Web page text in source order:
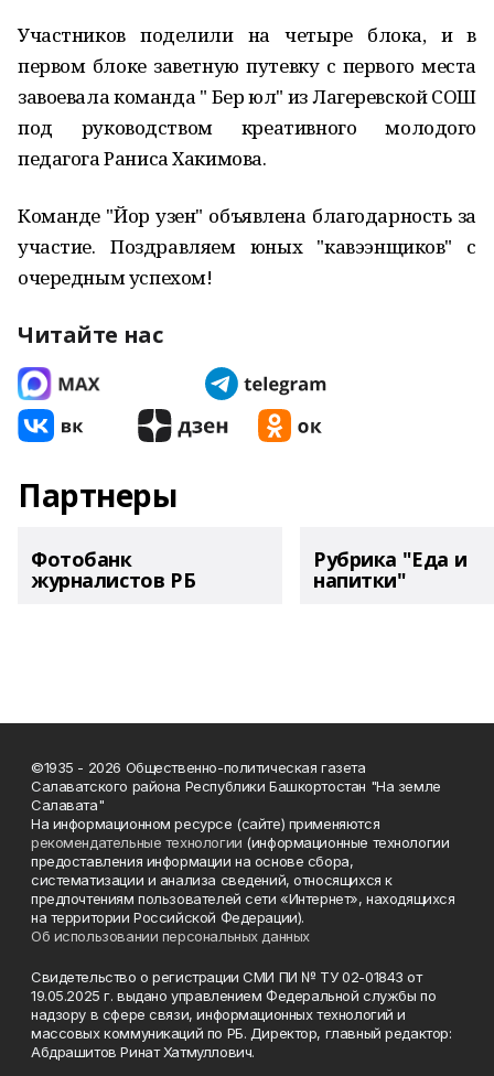
Участников поделили на четыре блока, и в
первом блоке заветную путевку с первого места
завоевала команда " Бер юл" из Лагеревской СОШ
под руководством креативного молодого
педагога Раниса Хакимова.
Команде "Йор узен" объявлена благодарность за
участие. Поздравляем юных "кавээнщиков" с
очередным успехом!
Читайте нас
Партнеры
Фотобанк
журналистов РБ
Рубрика "Еда и
напитки"
©1935 - 2026 Общественно-политическая газета
Салаватского района Республики Башкортостан "На земле
Салавата"
На информационном ресурсе (сайте) применяются
рекомендательные технологии (информационные технологии
предоставления информации на основе сбора,
систематизации и анализа сведений, относящихся к
предпочтениям пользователей сети «Интернет», находящихся
на территории Российской Федерации).
Об использовании персональных данных
Свидетельство о регистрации СМИ ПИ № ТУ 02-01843 от
19.05.2025 г. выдано управлением Федеральной службы по
надзору в сфере связи, информационных технологий и
массовых коммуникаций по РБ. Директор, главный редактор:
Абдрашитов Ринат Хатмуллович.